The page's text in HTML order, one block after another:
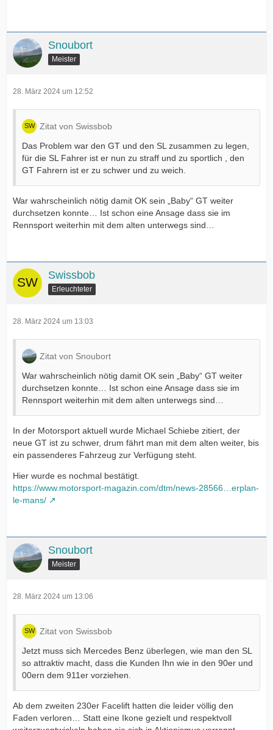
Snoubort
Meister
28. März 2024 um 12:52
Zitat von Swissbob
Das Problem war den GT und den SL zusammen zu legen,
für die SL Fahrer ist er nun zu straff und zu sportlich , den
GT Fahrern ist er zu schwer und zu weich.
War wahrscheinlich nötig damit OK sein „Baby“ GT weiter
durchsetzen konnte… Ist schon eine Ansage dass sie im
Rennsport weiterhin mit dem alten unterwegs sind…
Swissbob
Erleuchteter
28. März 2024 um 13:03
Zitat von Snoubort
War wahrscheinlich nötig damit OK sein „Baby“ GT weiter
durchsetzen konnte… Ist schon eine Ansage dass sie im
Rennsport weiterhin mit dem alten unterwegs sind…
In der Motorsport aktuell wurde Michael Schiebe zitiert, der
neue GT ist zu schwer, drum fährt man mit dem alten weiter, bis
ein passenderes Fahrzeug zur Verfügung steht.
Hier wurde es nochmal bestätigt.
https://www.motorsport-magazin.com/dtm/news-28566…erplan-
le-mans/
Snoubort
Meister
28. März 2024 um 13:06
Zitat von Swissbob
Jetzt muss sich Mercedes Benz überlegen, wie man den SL
so attraktiv macht, dass die Kunden Ihn wie in den 90er und
00ern dem 911er vorziehen.
Ab dem zweiten 230er Facelift hatten die leider völlig den
Faden verloren… Statt eine Ikone gezielt und respektvoll